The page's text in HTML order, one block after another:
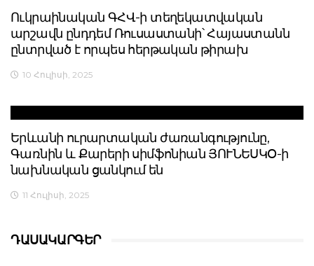
Ուկրաինական ԳՀՎ-ի տեղեկատվական
արշավն ընդդեմ Ռուսաստանի՝ Հայաստանն
ընտրված է որպես հերթական թիրախ
10 Հուլիսի, 2025
Երևանի ուրարտական ժառանգությունը,
Գառնին և Քարերի սիմֆոնիան ՅՈՒՆԵՍԿՕ-ի
նախնական ցանկում են
11 Հուլիսի, 2025
ԴԱՍԱԿԱՐԳԵՐ